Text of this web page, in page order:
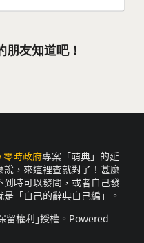
朋友知道吧！
零時政府專案「萌典」的延
，來這裡查就對了！甚麼
時可以發問，或者自己發
「自己的辭典自己編」。
留權利｣授權。Powered